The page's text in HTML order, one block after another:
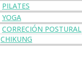
PILATES
YOGA
CORRECIÓN POSTURAL
CHIKUNG